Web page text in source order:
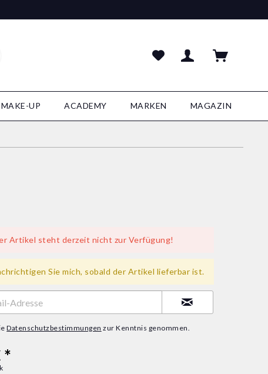
MAKE-UP ACADEMY MARKEN MAGAZIN
Artikel steht derzeit nicht zur Verfügung!
Sie mich, sobald der Artikel lieferbar ist.
Datenschutzbestimmungen zur Kenntnis genommen.
*